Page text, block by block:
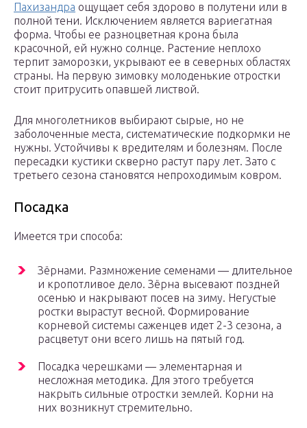
Пахизандра ощущает себя здорово в полутени или в
полной тени. Исключением является вариегатная
форма. Чтобы ее разноцветная крона была
красочной, ей нужно солнце. Растение неплохо
терпит заморозки, укрывают ее в северных областях
страны. На первую зимовку молоденькие отростки
стоит притрусить опавшей листвой.
Для многолетников выбирают сырые, но не
заболоченные места, систематические подкормки не
нужны. Устойчивы к вредителям и болезням. После
пересадки кустики скверно растут пару лет. Зато с
третьего сезона становятся непроходимым ковром.
Посадка
Имеется три способа:
Зёрнами. Размножение семенами — длительное
и кропотливое дело. Зёрна высевают поздней
осенью и накрывают посев на зиму. Негустые
ростки вырастут весной. Формирование
корневой системы саженцев идет 2-3 сезона, а
расцветут они всего лишь на пятый год.
Посадка черешками — элементарная и
несложная методика. Для этого требуется
накрыть сильные отростки землей. Корни на
них возникнут стремительно.